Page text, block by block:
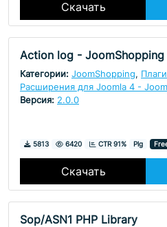
Скачать
Action log - JoomShopping
Категории: JoomShopping,
Расширения для Joomla 4 -
Версия: 2.0.0
Скачивания
5813 Просмотры
6420 CTR 91% Plg
Скачать
Sop/ASN1 PHP Library